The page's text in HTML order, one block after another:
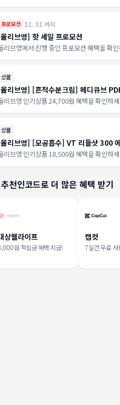
프로모션 12. 31.까지
리브영] 핫 세일 프로모션
리브영에서 진행 중인 프로모션 혜택을 확
상품
리브영] [흔적수분크림] 메디큐브
리브영 인기상품 24,700원 혜택을 확인하
상품
리브영] [모공흡수] VT 리들샷 300
리브영 인기상품 18,500원 혜택을 확인하
천인코드로 더 많은 혜택 받기
상웰라이프
원 적립금 혜택 지급!
캡컷
7일간 무료 사